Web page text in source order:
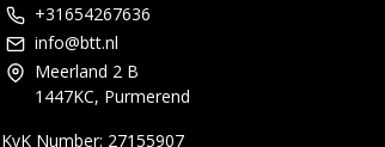
+31654267636
info@btt.nl
Meerland 2 B
1447KC, Purmerend
KvK Number: 27155907